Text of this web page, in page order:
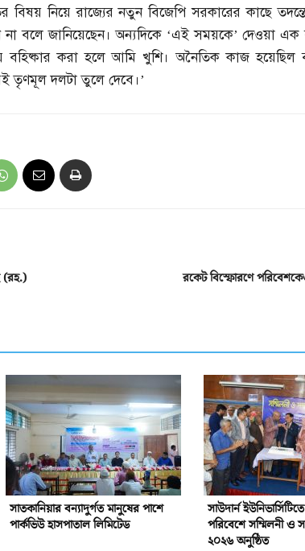
বিষয় নিয়ে রাজ্যের নতুন বিজেপি সরকারের কাছে
না বলে জানিয়েছেন। অন্যদিকে ‘এই সময়কে’ দেওয়া এক
বহিষ্কার করা হলে আমি খুশি। অনৈতিক কাজ
তৃণমূল দলটা তুলে দেবে।’
(রহ.)
রকেট বিস্ফোরণে
সাতকানিয়ার বন্যাদুর্গত মানুষের পাশে
পার্কভিউ হাসপাতাল লিমিটেড
সাউদার্ন
পরিবেশে সম্মিলনী ও
২০২৬ অনুষ্ঠিত